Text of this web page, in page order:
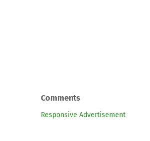
Comments
Responsive Advertisement